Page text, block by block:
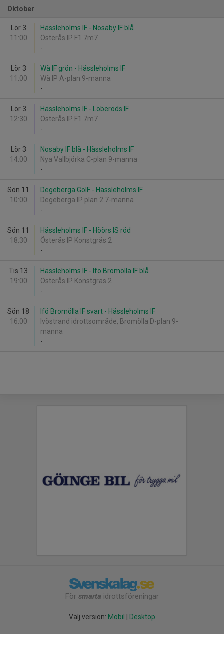
Oktober
Lör 3
11:00
Hässleholms IF - Nosaby IF blå
Österås IP F1 7m7
-
Lör 3
11:00
Wä IF grön - Hässleholms IF
Wä IP A-plan 9-manna
-
Lör 3
12:30
Hässleholms IF - Löberöds IF
Österås IP F1 7m7
-
Lör 3
14:00
Nosaby IF blå - Hässleholms IF
Nya Vallbjörka C-plan 9-manna
-
Sön 11
10:00
Degeberga GoIF - Hässleholms IF
Degeberga IP plan 2 7-manna
-
Sön 11
18:30
Hässleholms IF - Höörs IS röd
Österås IP Konstgräs 2
-
Tis 13
19:00
Hässleholms IF - Ifö Bromölla IF blå
Österås IP Konstgräs 2
-
Sön 18
16:00
Ifö Bromölla IF svart - Hässleholms IF
Ivöstrand idrottsområde, Bromölla D-plan 9-
manna
-
För smarta idrottsföreningar
Välj version: Mobil Desktop